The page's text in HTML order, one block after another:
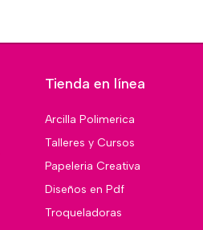
Tienda en línea
Arcilla Polimerica
Talleres y Cursos
Papeleria Creativa
Diseños en Pdf
Troqueladoras